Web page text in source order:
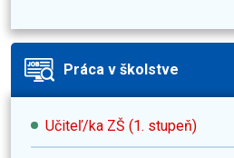
Práca v školstve
Učiteľ/ka ZŠ (1. stupeň)